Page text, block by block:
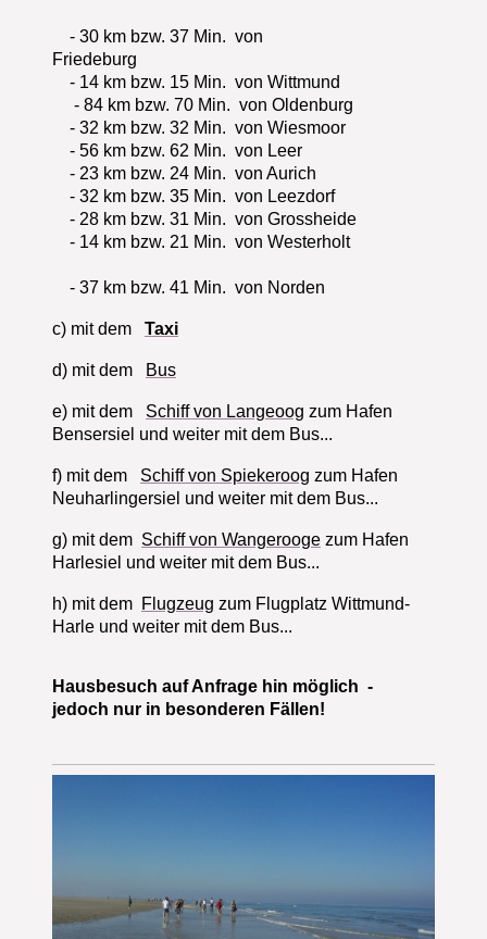
- 30 km bzw. 37 Min. von
Friedeburg
- 14 km bzw. 15 Min. von Wittmund
- 84 km bzw. 70 Min. von Oldenburg
- 32 km bzw. 32 Min. von Wiesmoor
- 56 km bzw. 62 Min. von Leer
- 23 km bzw. 24 Min. von Aurich
- 32 km bzw. 35 Min. von Leezdorf
- 28 km bzw. 31 Min. von Grossheide
- 14 km bzw. 21 Min. von Westerholt
- 37 km bzw. 41 Min. von Norden
c) mit dem Taxi
d) mit dem Bus
e) mit dem Schiff von Langeoog zum Hafen
Bensersiel und weiter mit dem Bus...
f) mit dem Schiff von Spiekeroog zum Hafen
Neuharlingersiel und weiter mit dem Bus...
g) mit dem Schiff von Wangerooge zum Hafen
Harlesiel und weiter mit dem Bus...
h) mit dem Flugzeug zum Flugplatz Wittmund-
Harle und weiter mit dem Bus...
Hausbesuch auf Anfrage hin möglich -
jedoch nur in besonderen Fällen!